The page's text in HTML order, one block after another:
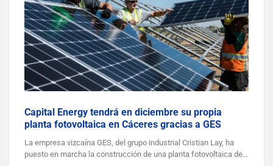
Capital Energy tendrá en diciembre su propia
planta fotovoltaica en Cáceres gracias a GES
La empresa vizcaína GES, del grupo industrial Cristian Lay, ha
puesto en marcha la construcción de una planta fotovoltaica de…